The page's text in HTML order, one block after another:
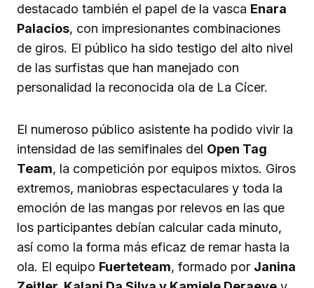
destacado también el papel de la vasca Enara
Palacios, con impresionantes combinaciones
de giros. El público ha sido testigo del alto nivel
de las surfistas que han manejado con
personalidad la reconocida ola de La Cícer.
El numeroso público asistente ha podido vivir la
intensidad de las semifinales del Open Tag
Team, la competición por equipos mixtos. Giros
extremos, maniobras espectaculares y toda la
emoción de las mangas por relevos en las que
los participantes debían calcular cada minuto,
así como la forma más eficaz de remar hasta la
ola. El equipo Fuerteteam, formado por Janina